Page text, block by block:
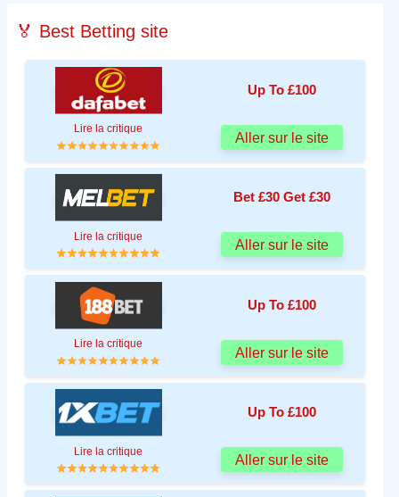
🏅 Best Betting site
Up To £100
Lire la critique
Aller sur le site
Bet £30 Get £30
Lire la critique
Aller sur le site
Up To £100
Lire la critique
Aller sur le site
Up To £100
Lire la critique
Aller sur le site